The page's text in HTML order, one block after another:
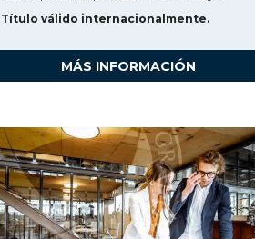
Título válido internacionalmente.
MÁS INFORMACIÓN